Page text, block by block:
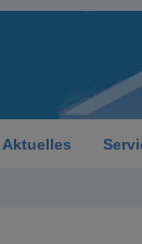
Aktuelles